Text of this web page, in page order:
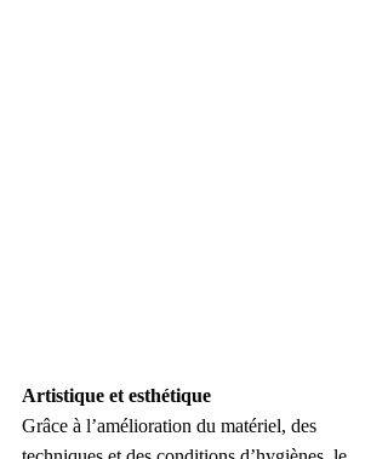
Artistique et esthétique
Grâce à l’amélioration du matériel, des